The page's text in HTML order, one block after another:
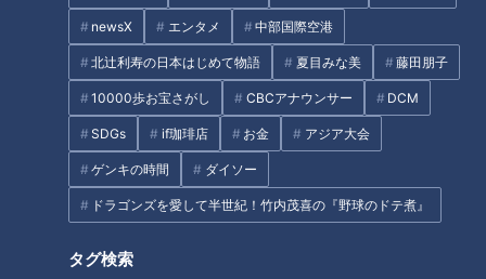
newsX エンタメ 中部国際空港
北辻利寿の日本はじめて物語 夏目みな美 藤田朋子
10000歩お宝さがし CBCアナウンサー DCM
SDGs if珈琲店 お金 アジア大会
ゲンキの時間 ダイソー
ドラゴンズを愛して半世紀！竹内茂喜の『野球のドテ煮』
タグ検索
【夏休み満喫WEEK】コスパ最
強！無料＆間近でイルカとふれ
あいスポット！
「こむら返り」の治め方
タグ
チャント！ 平松賢人